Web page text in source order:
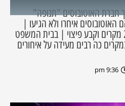
חברת האוטובוסים "תנופה"
48 מקרים בהם האוטובוסים איחרו ולא הגיעו |
הוא תבע, השופט האמין ל-23 מקרים וקבע פיצוי | בבית המשפט
כה רבים מעידה על איחורים
9:36 pm